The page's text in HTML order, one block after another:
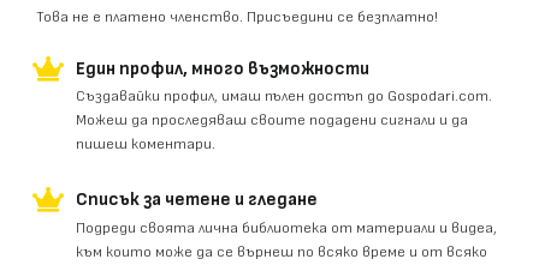
Това не е платено членство. Присъедини се безплатно!
Един профил, много възможности
Създавайки профил, имаш пълен достъп до Gospodari.com.
Можеш да проследяваш своите подадени сигнали и да
пишеш коментари.
Списък за четене и гледане
Подреди своята лична библиотека от материали и видеа,
към които може да се върнеш по всяко време и от всяко